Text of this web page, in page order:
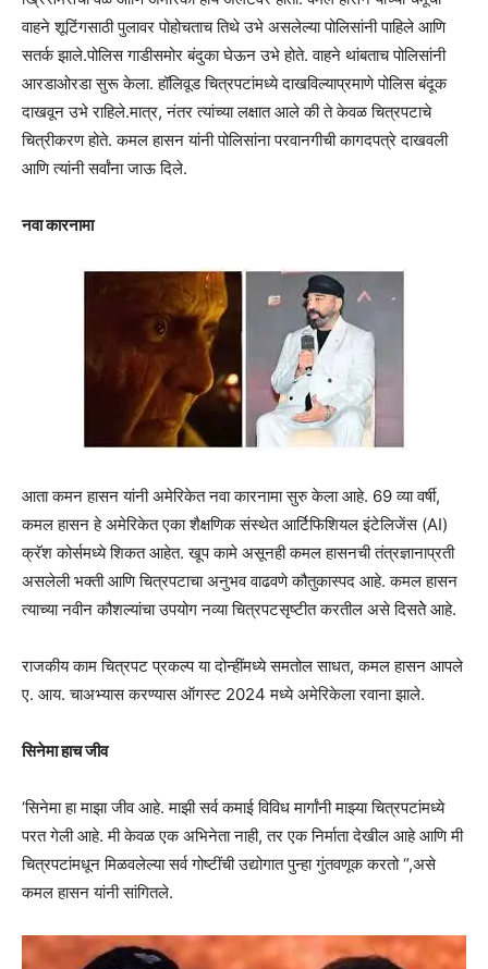
वाहने शूटिंगसाठी पुलावर पोहोचताच तिथे उभे असलेल्या पोलिसांनी पाहिले आणि
सतर्क झाले.पोलिस गाडीसमोर बंदुका घेऊन उभे होते. वाहने थांबताच पोलिसांनी
आरडाओरडा सुरू केला. हॉलिवूड चित्रपटांमध्ये दाखविल्याप्रमाणे पोलिस बंदूक
दाखवून उभे राहिले.मात्र, नंतर त्यांच्या लक्षात आले की ते केवळ चित्रपटाचे
चित्रीकरण होते. कमल हासन यांनी पोलिसांना परवानगीची कागदपत्रे दाखवली
आणि त्यांनी सर्वांना जाऊ दिले.
नवा कारनामा
आता कमन हासन यांनी अमेरिकेत नवा कारनामा सुरु केला आहे. 69 व्या वर्षी,
कमल हासन हे अमेरिकेत एका शैक्षणिक संस्थेत आर्टिफिशियल इंटेलिजेंस (AI)
क्रॅश कोर्समध्ये शिकत आहेत. खूप कामे असूनही कमल हासनची तंत्रज्ञानाप्रती
असलेली भक्ती आणि चित्रपटाचा अनुभव वाढवणे कौतुकास्पद आहे. कमल हासन
त्याच्या नवीन कौशल्यांचा उपयोग नव्या चित्रपटसृष्टीत करतील असे दिसतेे आहे.
राजकीय काम चित्रपट प्रकल्प या दोन्हींमध्ये समतोल साधत, कमल हासन आपले
ए. आय. चाअभ्यास करण्यास ऑगस्ट 2024 मध्ये अमेरिकेला रवाना झाले.
सिनेमा हाच जीव
‘सिनेमा हा माझा जीव आहे. माझी सर्व कमाई विविध मार्गांनी माझ्या चित्रपटांमध्ये
परत गेली आहे. मी केवळ एक अभिनेता नाही, तर एक निर्माता देखील आहे आणि मी
चित्रपटांमधून मिळवलेल्या सर्व गोष्टींची उद्योगात पुन्हा गुंतवणूक करतो “,असे
कमल हासन यांनी सांगितले.